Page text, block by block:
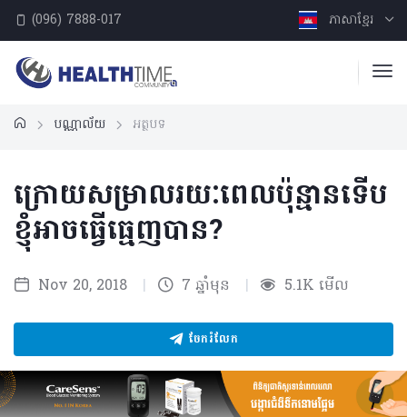
(096) 7888-017 ភាសាខ្មែរ
បណ្ណាល័យ អត្ថបទ
ក្រោយសម្រាលរយៈពេលប៉ុន្មានទើប
ខ្ញុំអាចធ្វើធ្មេញបាន?
Nov 20, 2018 | 7 ឆ្នាំមុន | 5.1K មើល
ចែករំលែក